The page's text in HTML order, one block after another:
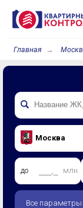
Главная
Москва
до млн.
Все параметры